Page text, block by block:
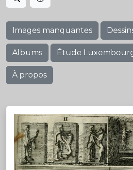
Images manquantes
Albums Étude
À propos